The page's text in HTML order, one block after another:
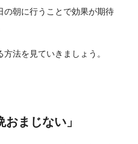
の朝に行うことで効果が期待
法を見ていきましょう。
まじない」